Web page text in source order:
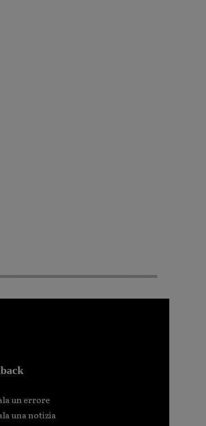
un errore
una notizia